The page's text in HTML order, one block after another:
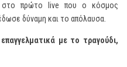
στο πρώτο live που ο κόσμος
δύναμη και το απόλαυσα.
με το τραγούδι,